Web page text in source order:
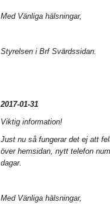
Med Vänliga hälsningar,
Styrelsen i Brf Svärdssidan.
2017-01-31
Viktig information!
Just nu så fungerar det ej att
över hemsidan, nytt telefon
dagar.
Med Vänliga hälsningar,